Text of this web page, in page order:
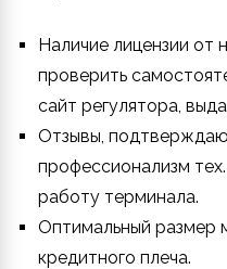
Наличие лицензии от
проверить
сайт регулятора,
Отзывы,
профессионализм
работу терминала.
Оптимальный размер
кредитного плеча.